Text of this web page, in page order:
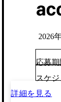
2026
応募期
スケ
詳細を見る